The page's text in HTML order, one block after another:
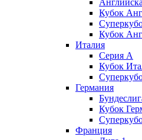
Кубок
Кубок
Италия
Серия А
Кубок
Германия
Кубок
Франция